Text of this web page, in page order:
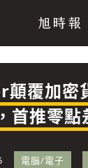
政治
覆加密
首推零點
電腦/電子